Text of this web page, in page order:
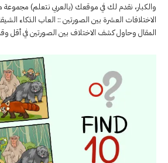
والكبار، نقدم لك في موقعك (بالعربي نتعلم)
الاختلافات العشرة بين الصورتين :: العاب الذكاء
المقال وحاول كشف الاختلاف بين الصورتين في